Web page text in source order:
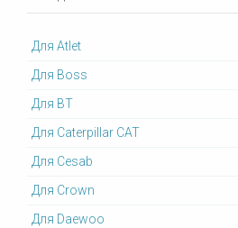
Для Atlet
Для Boss
Для BT
Для Caterpillar CAT
Для Cesab
Для Crown
Для Daewoo